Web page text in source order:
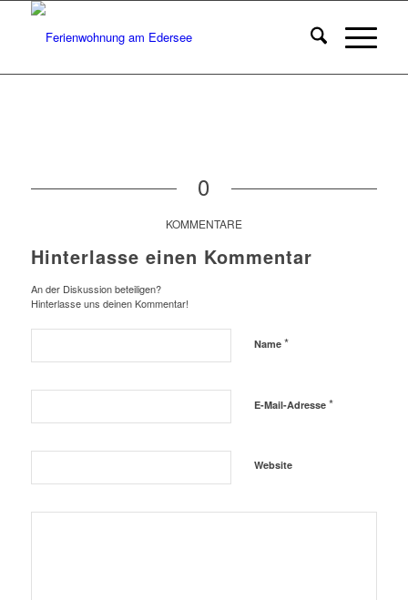
0
KOMMENTARE
Hinterlasse einen Kommentar
An der Diskussion beteiligen?
Hinterlasse uns deinen Kommentar!
Name *
E-Mail-Adresse *
Website